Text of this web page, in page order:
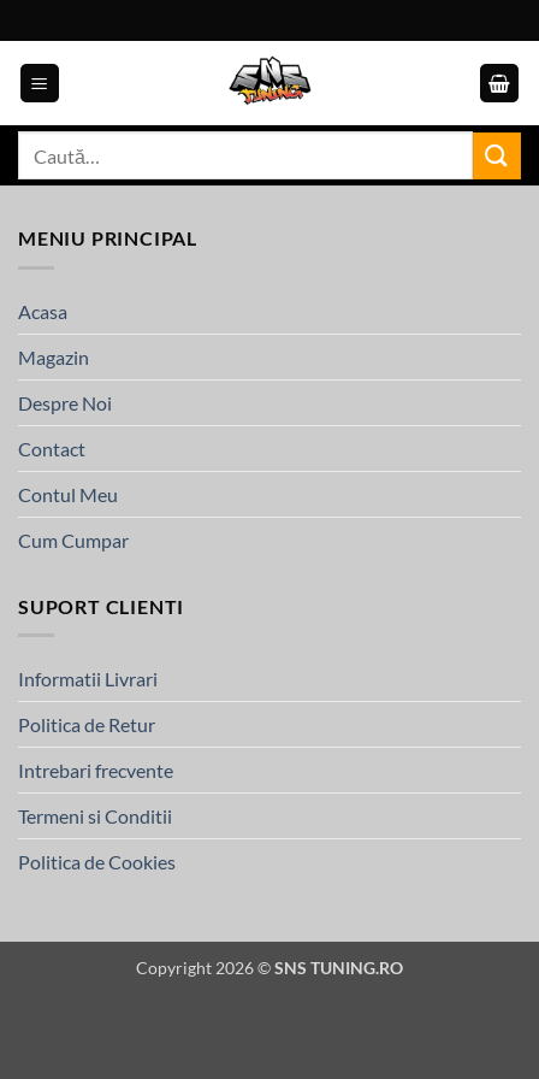
to
content
MENIU PRINCIPAL
Acasa
Magazin
Despre Noi
Contact
Contul Meu
Cum Cumpar
SUPORT CLIENTI
Informatii Livrari
Politica de Retur
Intrebari frecvente
Termeni si Conditii
Politica de Cookies
Copyright 2026 ©SNS TUNING.RO